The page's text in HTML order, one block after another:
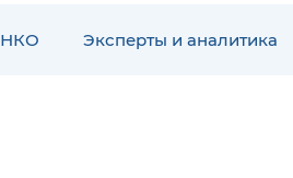
НКО Эксперты и аналитика